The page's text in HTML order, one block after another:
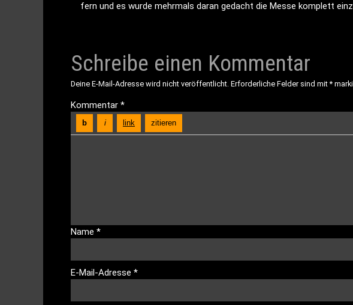
fern und es wurde mehrmals daran gedacht die Messe komplett
Schreibe einen Kommentar
Deine E-Mail-Adresse wird nicht veröffentlicht. Erforderliche Felder sind mit*
Kommentar *
Name *
E-Mail-Adresse *